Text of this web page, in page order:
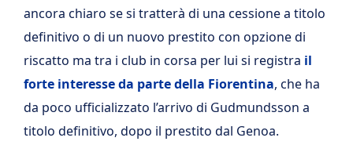
ancora chiaro se si tratterà di una cessione a titolo
definitivo o di un nuovo prestito con opzione di
riscatto ma tra i club in corsa per lui si registra il
forte interesse da parte della Fiorentina, che ha
da poco ufficializzato l’arrivo di Gudmundsson a
titolo definitivo, dopo il prestito dal Genoa.